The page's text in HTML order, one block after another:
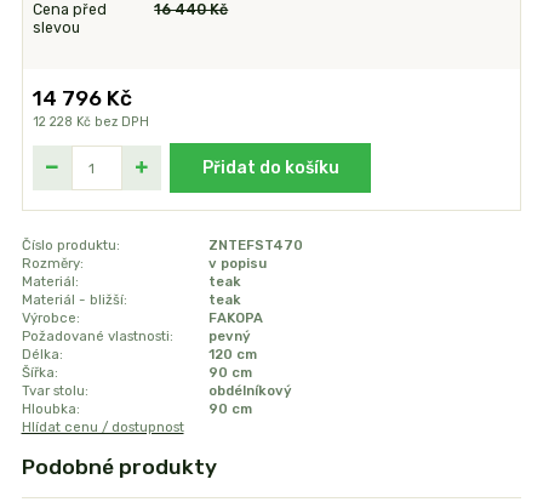
Cena před
slevou
16 440 Kč
14 796 Kč
12 228 Kč bez DPH
Přidat do košíku
Číslo produktu:
ZNTEFST470
Rozměry:
v popisu
Materiál:
teak
Materiál - bližší:
teak
Výrobce:
FAKOPA
Požadované vlastnosti:
pevný
Délka:
120 cm
Šířka:
90 cm
Tvar stolu:
obdélníkový
Hloubka:
90 cm
Hlídat cenu / dostupnost
Podobné produkty